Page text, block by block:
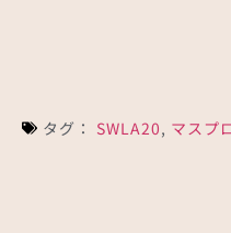
タグ： SWLA20, マスプ